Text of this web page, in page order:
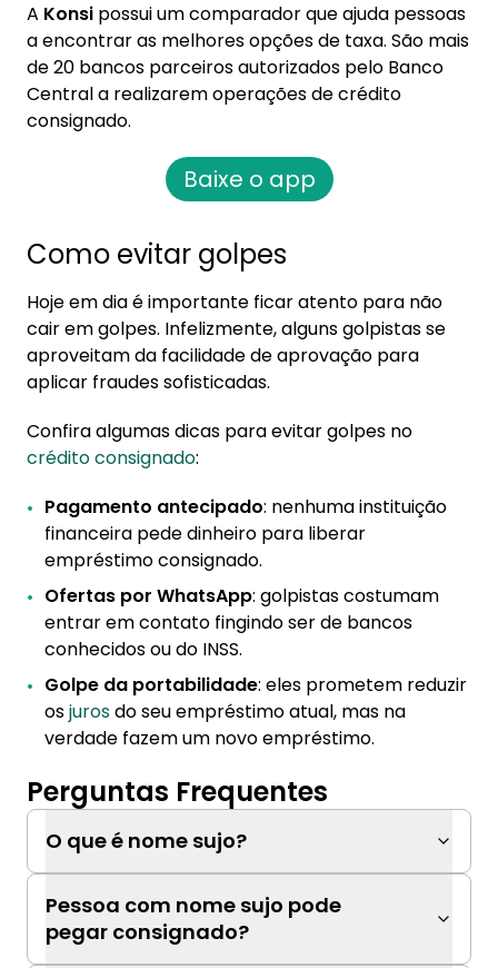
A Konsi possui um comparador que ajuda pessoas
a encontrar as melhores opções de taxa. São mais
de 20 bancos parceiros autorizados pelo Banco
Central a realizarem operações de crédito
consignado.
Baixe o app
Como evitar golpes
Hoje em dia é importante ficar atento para não
cair em golpes. Infelizmente, alguns golpistas se
aproveitam da facilidade de aprovação para
aplicar fraudes sofisticadas.
Confira algumas dicas para evitar golpes no
crédito consignado:
Pagamento antecipado: nenhuma instituição
financeira pede dinheiro para liberar
empréstimo consignado.
Ofertas por WhatsApp: golpistas costumam
entrar em contato fingindo ser de bancos
conhecidos ou do INSS.
Golpe da portabilidade: eles prometem reduzir
osjurosdo seu empréstimo atual, mas na
verdade fazem um novo empréstimo.
Perguntas Frequentes
O que é nome sujo?
Pessoa com nome sujo pode
pegar consignado?